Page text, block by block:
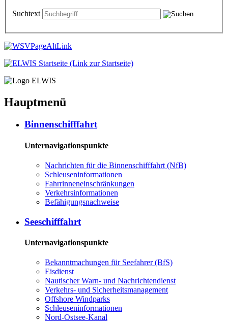
Suchtext
Hauptmenü
Bin­nen­schiff­fahrt
Unternavigationspunkte
Nach­rich­ten für die Bin­nen­schiff­fahrt (NfB)
Schleu­sen­in­for­ma­tio­nen
Fahr­rin­nen­ein­schrän­kun­gen
Ver­kehrs­in­for­ma­tio­nen
Be­fä­hi­gungs­nach­wei­se
See­schiff­fahrt
Unternavigationspunkte
Be­kannt­ma­chun­gen für See­fah­rer (BfS)
Eis­dienst
Nau­ti­scher Warn-​ und Nach­rich­ten­dienst
Ver­kehrs-​ und Si­cher­heits­ma­na­ge­ment
Offs­ho­re Wind­parks
Schleu­sen­in­for­ma­tio­nen
Nord-​Ost­see-​Ka­nal